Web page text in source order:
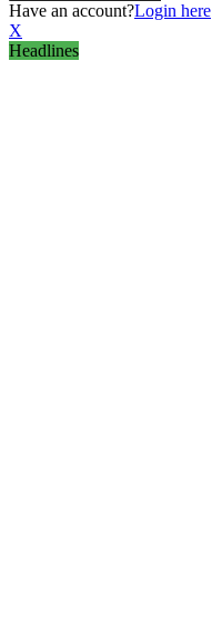
Have an account?Login here
X
Headlines